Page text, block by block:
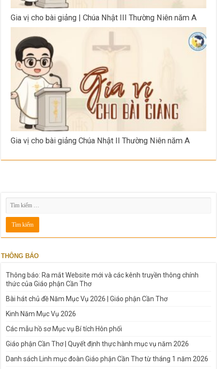
Gia vị cho bài giảng | Chúa Nhật III Thường Niên năm A
Gia vị cho bài giảng Chúa Nhật II Thường Niên năm A
THÔNG BÁO
Thông báo: Ra mắt Website mới và các kênh truyền thông chính
thức của Giáo phận Cần Thơ
Bài hát chủ đề Năm Mục Vụ 2026 | Giáo phận Cần Thơ
Kinh Năm Mục Vụ 2026
Các mẫu hồ sơ Mục vụ Bí tích Hôn phối
Giáo phận Cần Thơ | Quyết định thực hành mục vụ năm 2026
Danh sách Linh mục đoàn Giáo phận Cần Thơ từ tháng 1 năm 2026